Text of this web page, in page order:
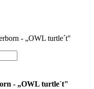
- „OWL turtle´t"
- „OWL turtle´t"